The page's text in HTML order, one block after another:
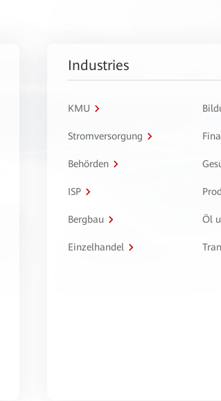
Industries
KMU
Stromversorgung
Behörden
ISP
Bergbau Öl
Einzelhandel